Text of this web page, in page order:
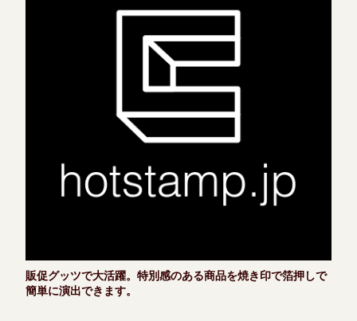
販促グッツで大活躍。特別感のある商品を焼き印で箔押しで
簡単に演出できます。